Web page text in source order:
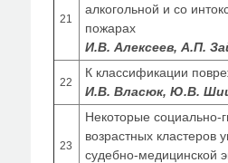
21
алкогольной и со
пожарах
И.В. Алексеев, А.П.
22
К классификации
И.В. Власюк, Ю.В.
23
Некоторые социально-
возрастных
судебно-медицинской